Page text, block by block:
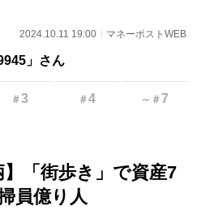
2024.10.11 19:00 マネーポストWEB
」さん
＃3 ＃4 ～ ＃7
】「街歩き」で資産7
員億り人